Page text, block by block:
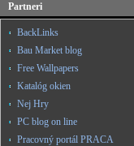
Partneri
BackLinks
Bau Market blog
Free Wallpapers
Katalóg okien
Nej Hry
PC blog on line
Pracovný portál PRACA